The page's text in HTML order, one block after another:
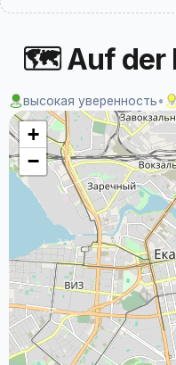
🗺 Auf der
высокая уверенность•
+
−